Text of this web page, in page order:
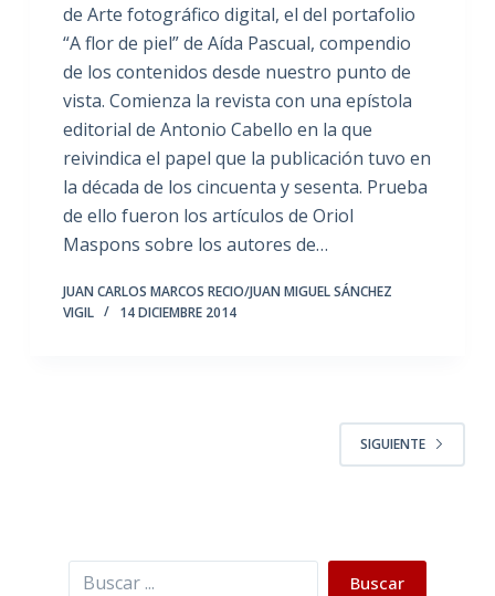
de Arte fotográfico digital, el del portafolio
“A flor de piel” de Aída Pascual, compendio
de los contenidos desde nuestro punto de
vista. Comienza la revista con una epístola
editorial de Antonio Cabello en la que
reivindica el papel que la publicación tuvo en
la década de los cincuenta y sesenta. Prueba
de ello fueron los artículos de Oriol
Maspons sobre los autores de…
JUAN CARLOS MARCOS RECIO/JUAN MIGUEL SÁNCHEZ
VIGIL
14 DICIEMBRE 2014
SIGUIENTE
Buscar Buscar